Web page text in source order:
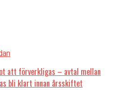
att förverkligas – avtal mellan
bli klart innan årsskiftet